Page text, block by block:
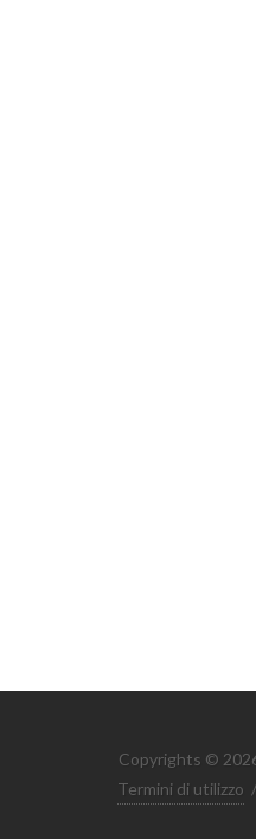
Copyrights ©
Termini di utilizzo /